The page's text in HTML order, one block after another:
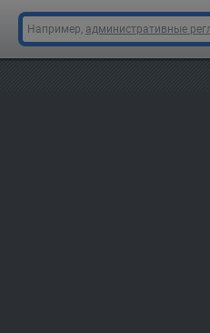
Например, административные